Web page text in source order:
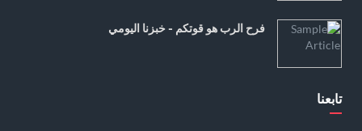
فرح الرب هو قوتكم - خبزنا اليومي
تابعنا